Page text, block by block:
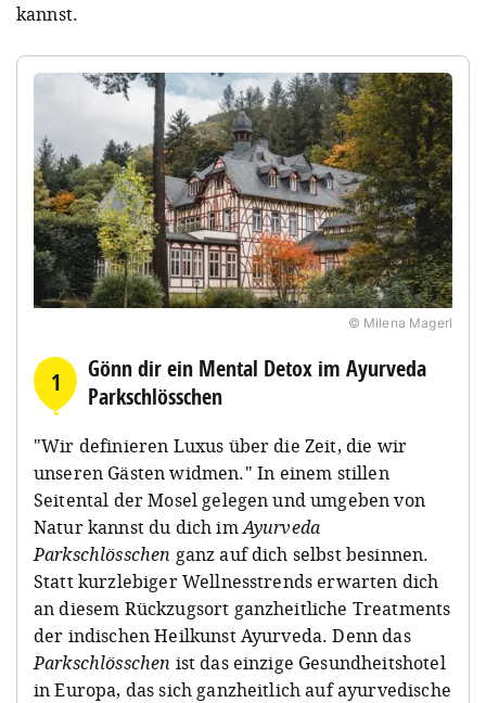
kannst.
© Milena Magerl
1
Gönn dir ein Mental Detox im Ayurveda
Parkschlösschen
"Wir definieren Luxus über die Zeit, die wir
unseren Gästen widmen."⁠⁠ In einem stillen
Seitental der Mosel gelegen und umgeben von
Natur kannst du dich imAyurveda
Parkschlösschen ganz auf dich selbst besinnen.
Statt kurzlebiger Wellnesstrends erwarten dich
an diesem Rückzugsort ganzheitliche Treatments
der indischen Heilkunst Ayurveda. Denn das
Parkschlösschen ist das einzige Gesundheitshotel
in Europa, das sich ganzheitlich auf ayurvedische